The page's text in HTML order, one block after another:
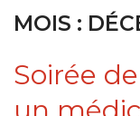
MOIS :
Soirée